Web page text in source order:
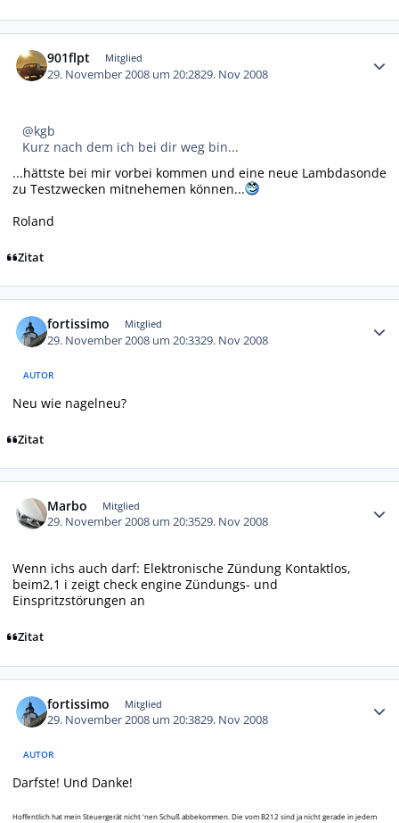
901flpt Mitglied
29. November 2008 um 20:2829. Nov 2008
@kgb
Kurz nach dem ich bei dir weg bin...
...hättste bei mir vorbei kommen und eine neue Lambdasonde
zu Testzwecken mitnehemen können...
Roland
Zitat
fortissimo Mitglied
29. November 2008 um 20:3329. Nov 2008
AUTOR
Neu wie nagelneu?
Zitat
Marbo Mitglied
29. November 2008 um 20:3529. Nov 2008
Wenn ichs auch darf: Elektronische Zündung Kontaktlos,
beim2,1 i zeigt check engine Zündungs- und
Einspritzstörungen an
Zitat
fortissimo Mitglied
29. November 2008 um 20:3829. Nov 2008
AUTOR
Darfste! Und Danke!
Hoffentlich hat mein Steuergerät nicht 'nen Schuß abbekommen. Die vom B212 sind ja nicht gerade in jedem